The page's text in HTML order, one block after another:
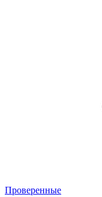
Проверенные